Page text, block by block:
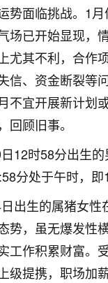
势面临挑战。1
场已开始显现，
尤其不利，合作
信、资金断裂等
不宜开展新计划
回顾旧事。
12时58分出生
分处于午时，即
出生的属猪女性
势，虽无爆发性
工作积累财富。
级提携，职场加
，大半年不上学，
口子愁的不行，朋
病急乱投医，这半
变了个人一样，不
安稳稳的把书读了
知足了！
北
整，有升迁机会，
时候是抱着侥幸心
我半信半疑的按照
钱粮，本来年前的